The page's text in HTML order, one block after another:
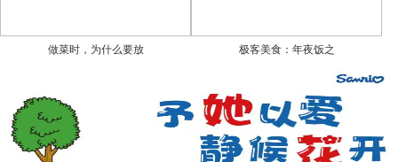
做菜时，为什么要放 极客美食：年夜饭之